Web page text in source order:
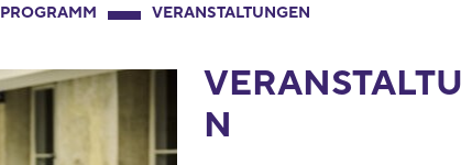
PROGRAMM VERANSTALTUNGEN
N